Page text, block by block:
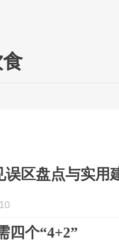
误区盘点与实用
四个“4+2”